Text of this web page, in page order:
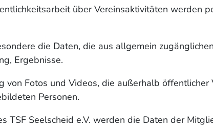
über Vereinsaktivitäten werden
die Daten, die aus allgemein
Ergebnisse.
von Fotos und Videos, die außerhalb
Personen.
TSF Seelscheid e.V. werden die Daten der